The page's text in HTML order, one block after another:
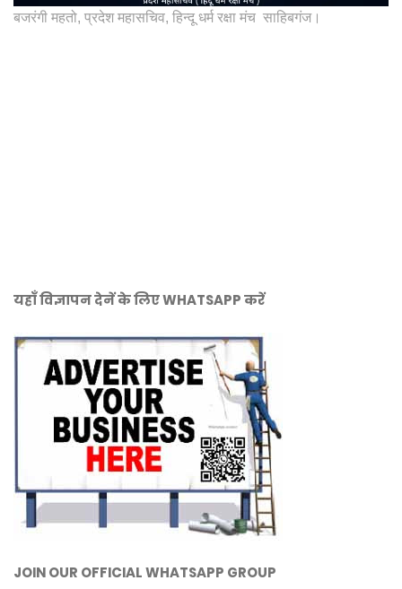
बजरंगी महतो, प्रदेश महासचिव, हिन्दू धर्म रक्षा मंच साहिबगंज।
यहाँ विज्ञापन देनें के लिए WHATSAPP करें
JOIN OUR OFFICIAL WHATSAPP GROUP